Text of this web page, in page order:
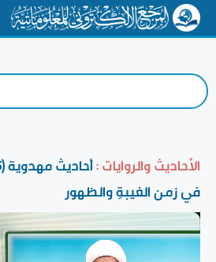
الأحاديث والروايات :
في زمن الغيبةِ والظهور